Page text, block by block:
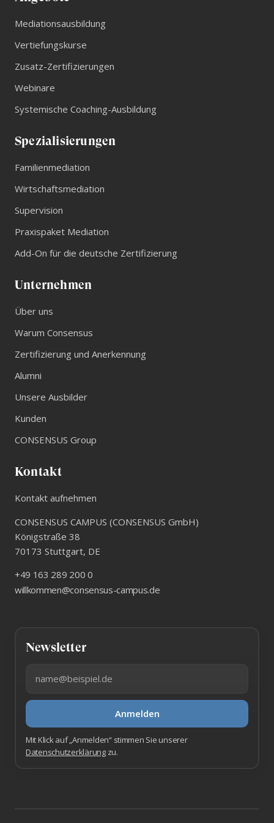
Mediationsausbildung
Vertiefungskurse
Zusatz-Zertifizierungen
Webinare
Systemische Coaching-Ausbildung
Spezialisierungen
Familienmediation
Wirtschaftsmediation
Supervision
Praxispaket Mediation
Add-On für die deutsche Zertifizierung
Unternehmen
Über uns
Warum Consensus
Zertifizierung und Anerkennung
Alumni
Unsere Ausbilder
Kunden
CONSENSUS Group
Kontakt
Kontakt aufnehmen
CONSENSUS CAMPUS (CONSENSUS GmbH)
Königstraße 38
70173 Stuttgart, DE
+49 163 289 200 0
willkommen@consensus-campus.de
Newsletter
Anmelden
Mit Klick auf „Anmelden“ stimmen Sie unserer
Datenschutzerklärungzu.